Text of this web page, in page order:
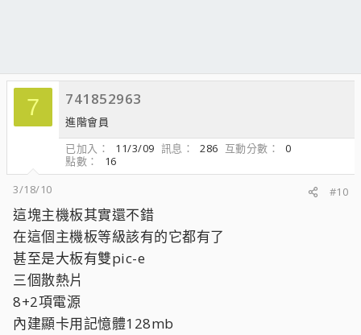
7 741852963
進階會員
已加入
11/3/09 訊息 286 互動分數
0
點數
16
3/18/10
#10
這塊主機板其實還不錯
在這個主機板等級該有的它都有了
甚至是大板有雙pic-e
三個散熱片
8+2項電源
內建顯卡用記憶體128mb